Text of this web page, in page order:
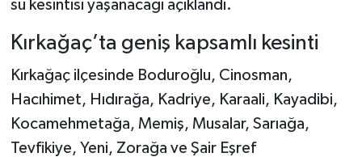
su kesintisi yaşanacağı açıklandı.
Kırkağaç’ta geniş kapsamlı kesinti
Kırkağaç ilçesinde Boduroğlu, Cinosman,
Hacıhimet, Hıdırağa, Kadriye, Karaali, Kayadibi,
Kocamehmetağa, Memiş, Musalar, Sarıağa,
Tevfikiye, Yeni, Zorağa ve Şair Eşref